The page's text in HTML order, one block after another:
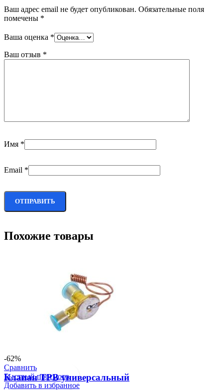
Ваш адрес email не будет опубликован. Обязательные поля
помечены *
Ваша оценка *
Ваш отзыв *
Имя *
Email *
Похожие товары
-62%
Сравнить
Быстрый просмотр
Добавить в избранное
Клапан ТРВ универсальный